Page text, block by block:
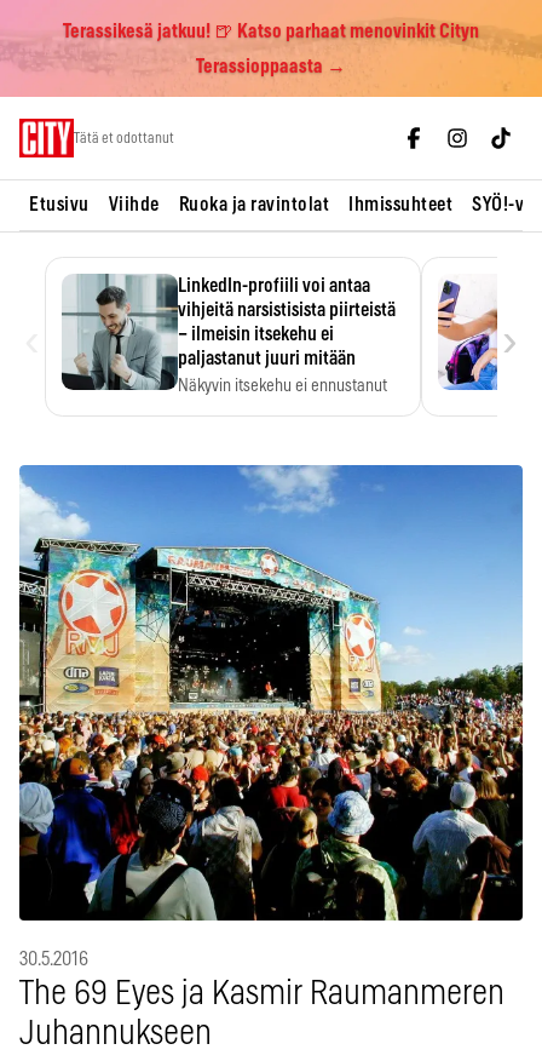
Terassikesä jatkuu! 🍺 Katso parhaat menovinkit Cityn
Terassioppaasta →
Tätä et odottanut
Etusivu Viihde Ruoka ja ravintolat Ihmissuhteet SYÖ!-
LinkedIn-profiili voi antaa
vihjeitä narsistisista piirteistä
– ilmeisin itsekehu ei
paljastanut juuri mitään
Näkyvin itsekehu ei ennustanut
›
30.5.2016
The 69 Eyes ja Kasmir Raumanmeren
Juhannukseen